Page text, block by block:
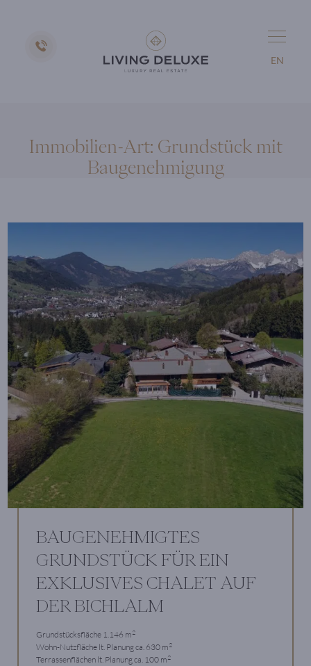
EN
Immobilien-Art: Grundstück mit
Baugenehmigung
BAUGENEHMIGTES
GRUNDSTÜCK FÜR EIN
EXKLUSIVES CHALET AUF
DER BICHLALM
Grundstücksfläche 1.146 m2
Wohn-Nutzfläche lt. Planung ca. 630 m2
Terrassenflächen lt. Planung ca. 100 m2